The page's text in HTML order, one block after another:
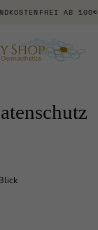
AB 100€